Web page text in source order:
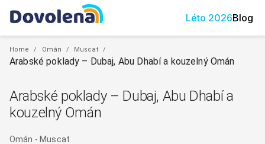
Léto 2026Blog
Home / Omán / Muscat /
Arabské poklady – Dubaj, Abu Dhabí a kouzelný Omán
Arabské poklady – Dubaj, Abu Dhabí a
kouzelný Omán
Omán - Muscat